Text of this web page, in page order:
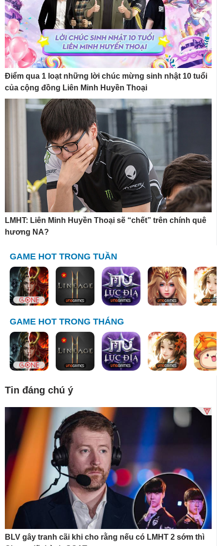
Điểm qua 1 loạt những lời chúc mừng sinh nhật 10 tuổi
của cộng đồng Liên Minh Huyền Thoại
LMHT: Liên Minh Huyền Thoại sẽ “chết” trên chính quê
hương NA?
GAME HOT TRONG TUẦN
GAME HOT TRONG THÁNG
Tin đáng chú ý
BLV gây tranh cãi khi cho rằng nếu có LMHT 2 sớm thì